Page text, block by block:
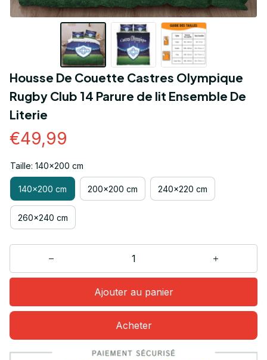
Housse De Couette Castres Olympique
Rugby Club 14 Parure de lit Ensemble De
Literie
€49,99
Taille: 140x200 cm
140x200 cm 200x200 cm 240x220 cm
260x240 cm
Ajouter au panier
Acheter